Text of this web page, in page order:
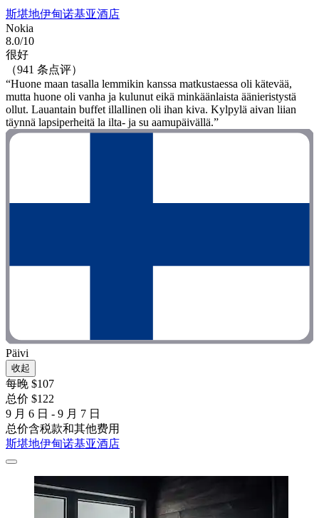
斯堪地伊甸诺基亚酒店
Nokia
8.0/10
很好
（941 条点评）
“Huone maan tasalla lemmikin kanssa matkustaessa oli kätevää,
mutta huone oli vanha ja kulunut eikä minkäänlaista äänieristystä
ollut. Lauantain buffet illallinen oli ihan kiva. Kylpylä aivan liian
täynnä lapsiperheitä la ilta- ja su aamupäivällä.”
Päivi
收起
每晚 $107
总价 $122
9 月 6 日 - 9 月 7 日
总价含税款和其他费用
斯堪地伊甸诺基亚酒店